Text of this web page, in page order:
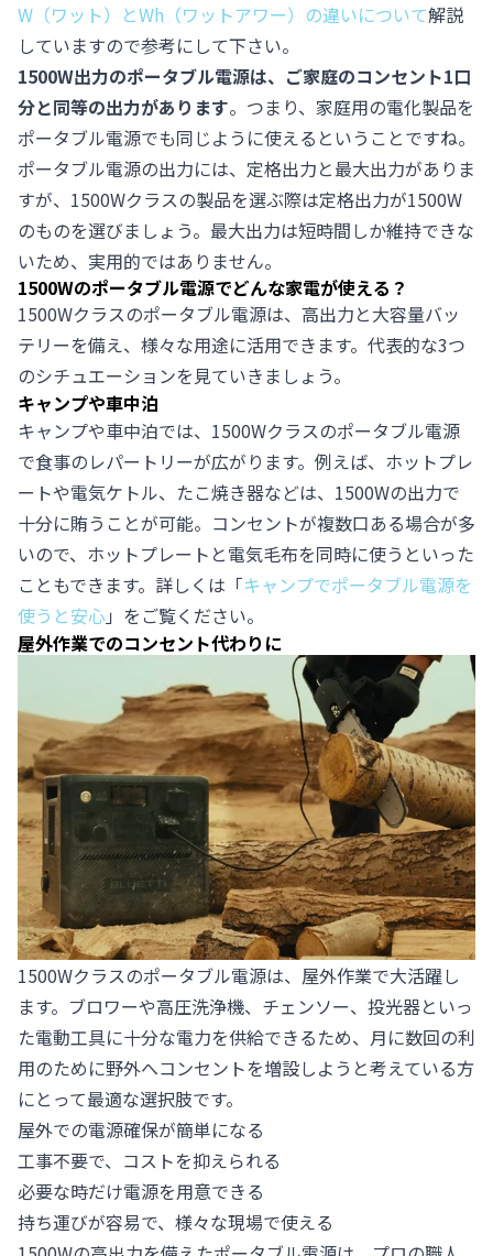
W（ワット）とWh（ワットアワー）の違いについて解説
していますので参考にして下さい。
1500W出力のポータブル電源は、ご家庭のコンセント1口
分と同等の出力があります。つまり、家庭用の電化製品を
ポータブル電源でも同じように使えるということですね。
ポータブル電源の出力には、定格出力と最大出力がありま
すが、1500Wクラスの製品を選ぶ際は定格出力が1500W
のものを選びましょう。最大出力は短時間しか維持できな
いため、実用的ではありません。
1500Wのポータブル電源でどんな家電が使える？
1500Wクラスのポータブル電源は、高出力と大容量バッ
テリーを備え、様々な用途に活用できます。代表的な3つ
のシチュエーションを見ていきましょう。
キャンプや車中泊
キャンプや車中泊では、1500Wクラスのポータブル電源
で食事のレパートリーが広がります。例えば、ホットプレ
ートや電気ケトル、たこ焼き器などは、1500Wの出力で
十分に賄うことが可能。コンセントが複数口ある場合が多
いので、ホットプレートと電気毛布を同時に使うといった
こともできます。詳しくは「キャンプでポータブル電源を
使うと安心 」をご覧ください。
屋外作業でのコンセント代わりに
1500Wクラスのポータブル電源は、屋外作業で大活躍し
ます。ブロワーや高圧洗浄機、チェンソー、投光器といっ
た電動工具に十分な電力を供給できるため、月に数回の利
用のために野外へコンセントを増設しようと考えている方
にとって最適な選択肢です。
屋外での電源確保が簡単になる
工事不要で、コストを抑えられる
必要な時だけ電源を用意できる
持ち運びが容易で、様々な現場で使える